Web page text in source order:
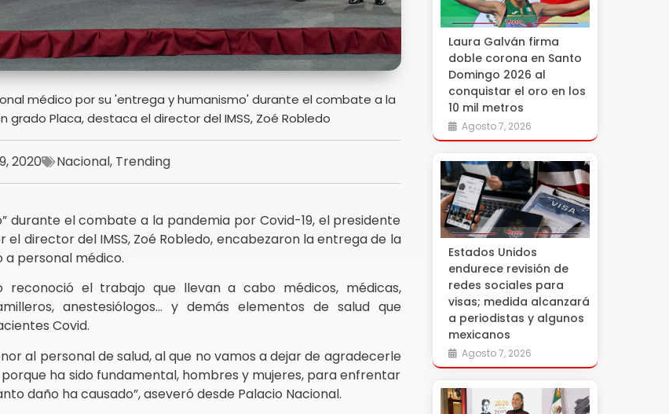
médico por su 'entrega y humanismo' durante el combate a la
Placa, destaca el director del IMSS, Zoé Robledo
2020 Nacional, Trending
durante el combate a la pandemia por Covid-19, el presidente
el director del IMSS, Zoé Robledo, encabezaron la entrega de la
a personal médico.
reconoció el trabajo que llevan a cabo médicos, médicas,
anestesiólogos… y demás elementos de salud que
Covid.
al personal de salud, al que no vamos a dejar de agradecerle
ha sido fundamental, hombres y mujeres, para enfrentar
daño ha causado”, aseveró desde Palacio Nacional.
Laura Galván firma
doble corona en Santo
Domingo 2026 al
conquistar el oro en los
10 mil metros
Agosto 7, 2026
Estados Unidos
endurece revisión de
redes sociales para
visas; medida alcanzará
a periodistas y algunos
mexicanos
Agosto 7, 2026